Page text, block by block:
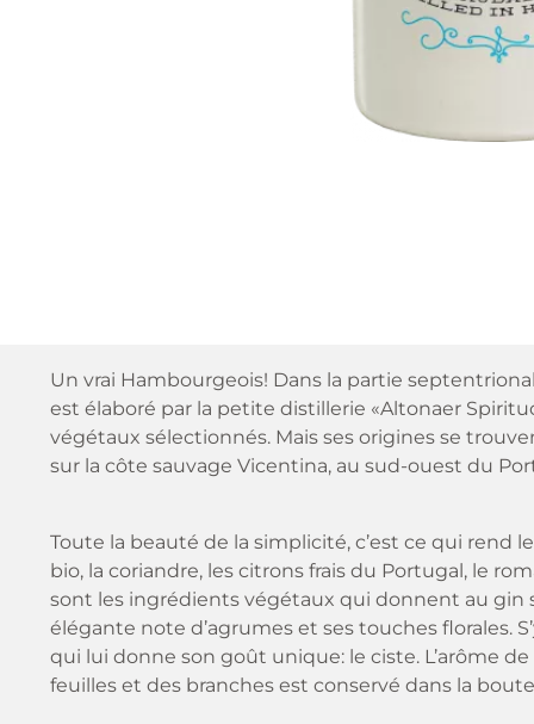
Un vrai Hambourgeois! Dans la partie
est élaboré par la petite distillerie «Altonaer
végétaux sélectionnés. Mais ses origines se
sur la côte sauvage Vicentina, au sud-ouest du
Toute la beauté de la simplicité, c’est ce qui rend
bio, la coriandre, les citrons frais du Portugal, le
sont les ingrédients végétaux qui donnent au gin
élégante note d’agrumes et ses touches florales.
qui lui donne son goût unique: le ciste. L’arôme
feuilles et des branches est conservé dans la